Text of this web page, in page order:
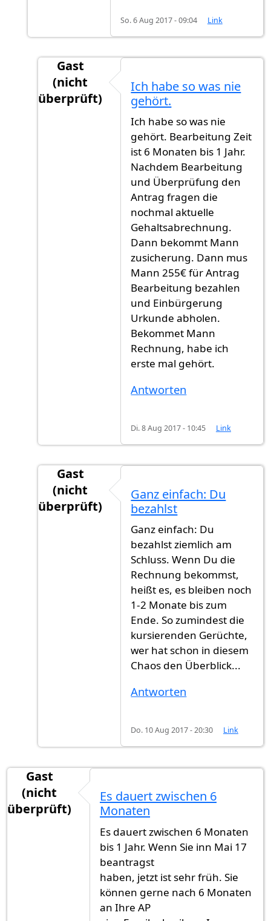
So. 6 Aug 2017 - 09:04 Link
Gast
(nicht
überprüft)
Ich habe so was nie
gehört.
Ich habe so was nie
gehört. Bearbeitung Zeit
ist 6 Monaten bis 1 Jahr.
Nachdem Bearbeitung
und Überprüfung den
Antrag fragen die
nochmal aktuelle
Gehaltsabrechnung.
Dann bekommt Mann
zusicherung. Dann mus
Mann 255€ für Antrag
Bearbeitung bezahlen
und Einbürgerung
Urkunde abholen.
Bekommet Mann
Rechnung, habe ich
erste mal gehört.
Antworten
Di. 8 Aug 2017 - 10:45 Link
Gast
(nicht
überprüft)
Ich habe meine Antrag am Juni
Ganz einfach: Du
bezahlst
Ganz einfach: Du
bezahlst ziemlich am
Schluss. Wenn Du die
Rechnung bekommst,
heißt es, es bleiben noch
1-2 Monate bis zum
Ende. So zumindest die
kursierenden Gerüchte,
wer hat schon in diesem
Chaos den Überblick...
Antworten
Do. 10 Aug 2017 - 20:30 Link
Gast
(nicht
überprüft)
Es dauert zwischen 6
Monaten
Es dauert zwischen 6 Monaten
bis 1 Jahr. Wenn Sie inn Mai 17
beantragst
haben, jetzt ist sehr früh. Sie
können gerne nach 6 Monaten
an Ihre AP